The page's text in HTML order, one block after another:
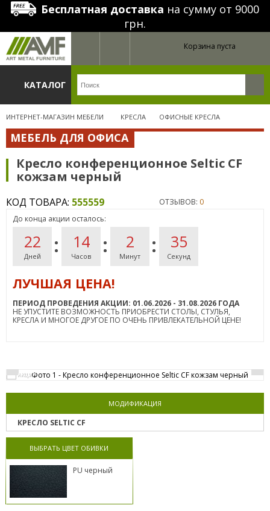
Бесплатная доставка на сумму от 9000
грн.
Корзина пуста
КАТАЛОГ
ИНТЕРНЕТ-МАГАЗИН МЕБЕЛИ КРЕСЛА ОФИСНЫЕ КРЕСЛА
МЕБЕЛЬ ДЛЯ ОФИСА
Кресло конференционное Seltic CF
кожзам черный
КОД ТОВАРА: 555559 ОТЗЫВОВ: 0
До конца акции осталось:
Дней
22
Часов
14
Минут
2
Секунд
35
ЛУЧШАЯ ЦЕНА!
ПЕРИОД ПРОВЕДЕНИЯ АКЦИИ: 01.06.2026 - 31.08.2026 ГОДА
НЕ УПУСТИТЕ ВОЗМОЖНОСТЬ ПРИОБРЕСТИ СТОЛЫ, СТУЛЬЯ,
КРЕСЛА И МНОГОЕ ДРУГОЕ ПО ОЧЕНЬ ПРИВЛЕКАТЕЛЬНОЙ ЦЕНЕ!
АКЦИЯ
МОДИФИКАЦИЯ
КРЕСЛО SELTIC CF
ВЫБРАТЬ ЦВЕТ ОБИВКИ
PU черный